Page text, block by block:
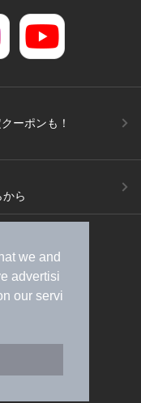
we and
advertisi
our servi
ーポンも！
ら
出稿のご案内
規約
プ
採用情報